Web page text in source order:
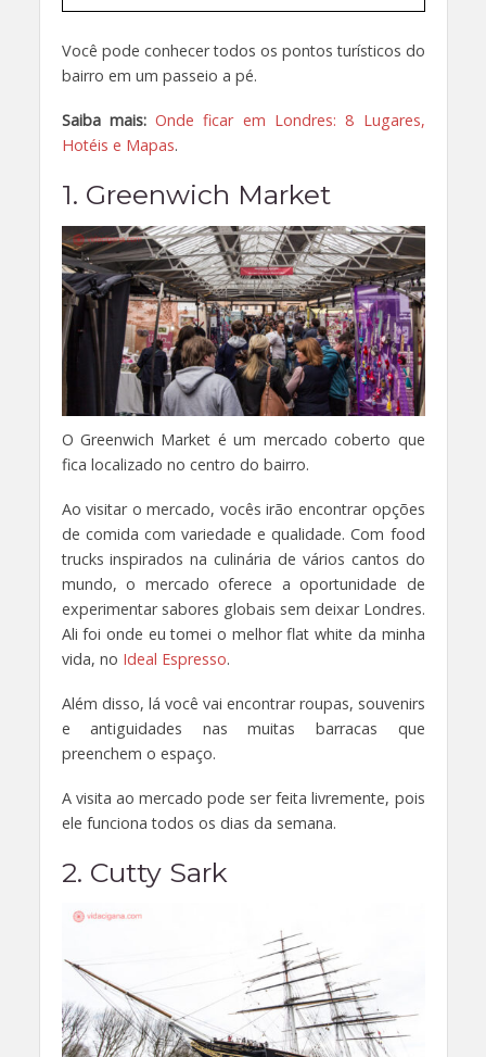
Você pode conhecer todos os pontos turísticos do
bairro em um passeio a pé.
Saiba mais: Onde ficar em Londres: 8 Lugares,
Hotéis e Mapas.
1. Greenwich Market
O Greenwich Market é um mercado coberto que
fica localizado no centro do bairro.
Ao visitar o mercado, vocês irão encontrar opções
de comida com variedade e qualidade. Com food
trucks inspirados na culinária de vários cantos do
mundo, o mercado oferece a oportunidade de
experimentar sabores globais sem deixar Londres.
Ali foi onde eu tomei o melhor flat white da minha
vida, no Ideal Espresso.
Além disso, lá você vai encontrar roupas, souvenirs
e antiguidades nas muitas barracas que
preenchem o espaço.
A visita ao mercado pode ser feita livremente, pois
ele funciona todos os dias da semana.
2. Cutty Sark